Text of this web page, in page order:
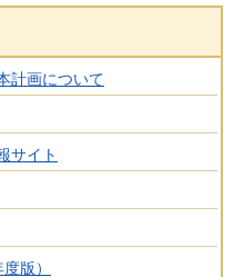
計画について
サイト
版）